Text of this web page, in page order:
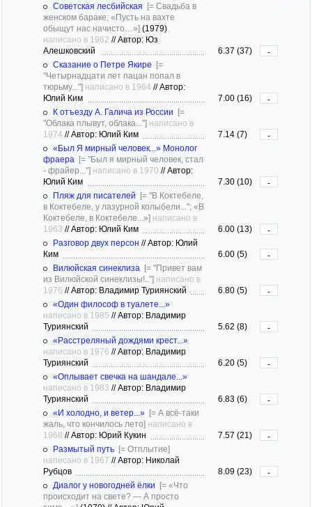
Советская лесбийская [= Свадьба в
женском бараке; «Пусть на вахте
обыщут нас начисто…»] (1979)
написано в 1962 //Автор: Юз
Алешковский
6.37 (37)
-
Сказание о Петре Якире [=
"Четырнадцати лет пацан попал в
тюрьму..."] написано в 1964 //Автор:
Юлий Ким
7.00 (16)
-
К отъезду А. Галича из России [=
"Облака плывут, облака..."] написано в
1974 //Автор: Юлий Ким 7.14 (7)
-
«Был Я мирный человек...» Монолог
фраера [= "Был я мирный человек, стал
- фрайер..."] написано в 1970 //Автор:
Юлий Ким
7.30 (10)
-
Пляж для писателей [= "В Коктебеле,
в Коктебеле, у лазурной колыбели..."; «В
Коктебеле, в Коктебеле...»] написано в
1963 //Автор: Юлий Ким 6.00 (13)
-
Разговор двух персон //Автор: Юлий
Ким
6.00 (5)
-
Вилюйская синеклиза [= "Привет вам
из Вилюйской синеклизы!.."] написано в
1976 //Автор: Владимир Туриянский 6.80 (5)
-
«Один философ в туалете...»
написано в 1985 //Автор: Владимир
Туриянский
5.62 (8)
-
«Расстреляный дождями крест...»
написано в 1976 //Автор: Владимир
Туриянский
6.20 (5)
-
«Оплывает свечка на шандале...»
написано в 1983 //Автор: Владимир
Туриянский
6.83 (6)
-
«И холодно, и ветер...» [= А всё-таки
жаль, что кончилось лето] написано в
1968 //Автор: Юрий Кукин 7.57 (21)
-
Размытый путь [= Отплытие]
написано в 1967 //Автор: Николай
Рубцов
8.09 (23)
-
Диалог у новогодней ёлки [= «Что
происходит на свете? — А просто